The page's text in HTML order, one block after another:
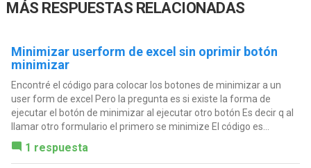
MÁS RESPUESTAS RELACIONADAS
Minimizar userform de excel sin oprimir botón
minimizar
Encontré el código para colocar los botones de minimizar a un
user form de excel Pero la pregunta es si existe la forma de
ejecutar el botón de minimizar al ejecutar otro botón Es decir q al
llamar otro formulario el primero se minimize El código es...
1 respuesta